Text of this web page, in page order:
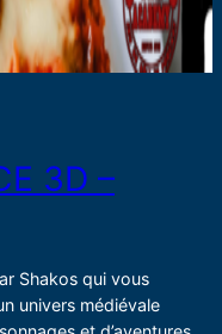
3D –
Shakos qui vous
univers médiévale